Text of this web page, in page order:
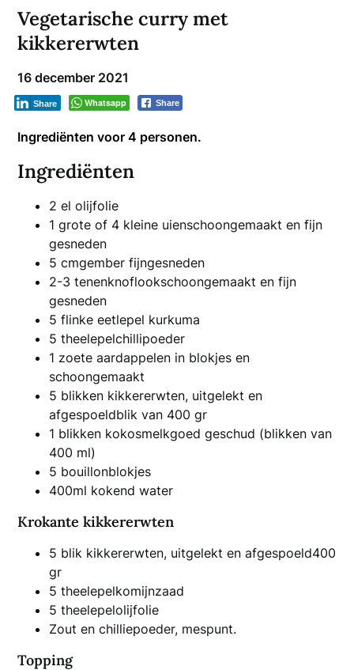
Vegetarische curry met
kikkererwten
16 december 2021
Whatsapp Share
Share
Ingrediënten voor 4 personen.
Ingrediënten
2 el olijfolie
1 grote of 4 kleine uienschoongemaakt en fijn
gesneden
5 cmgember fijngesneden
2-3 tenenknoflookschoongemaakt en fijn
gesneden
5 flinke eetlepel kurkuma
5 theelepelchillipoeder
1 zoete aardappelen in blokjes en
schoongemaakt
5 blikken kikkererwten, uitgelekt en
afgespoeldblik van 400 gr
1 blikken kokosmelkgoed geschud (blikken van
400 ml)
5 bouillonblokjes
400ml kokend water
Krokante kikkererwten
5 blik kikkererwten, uitgelekt en afgespoeld400
gr
5 theelepelkomijnzaad
5 theelepelolijfolie
Zout en chilliepoeder, mespunt.
Topping